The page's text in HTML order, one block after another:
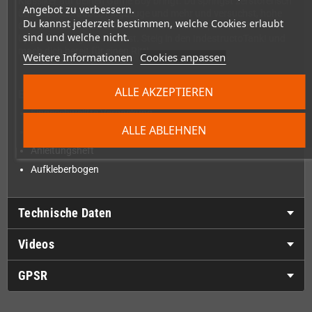
Angebot zu verbessern.
Du kannst jederzeit bestimmen, welche Cookies erlaubt
sind und welche nicht.
Weitere Informationen Cookies anpassen
ALLE ABLEHNEN
ALLE AKZEPTIEREN
über Hubschrauber, Flugzeuge und mehr und versuchst, hohe
Combos zu erzielen und Punkte zu sammeln, die du für
Upgrades ausgeben kannst. Steig in den IndestructoTank! und
mach dich bereit für einen Ritt!
Eingeschweißte Verpackung
Transparentes Modul mit Schutzhülle
Anleitungsheft
Aufkleberbogen
Technische Daten
Videos
GPSR